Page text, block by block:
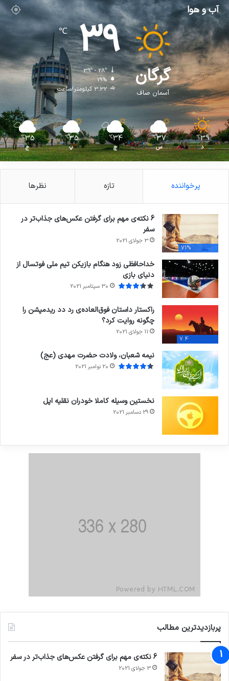
آب و هوا
گرگان
آسمان صاف
39
℃
39º - 28º
19%
3.32 کیلومتر/ساعت
39
℃
د
37
℃
س
34
℃
چ
35
℃
پ
35
℃
ج
پرخواننده تازه نظرها
71%
6 نکته‌ی مهم برای گرفتن عکس‌های جذاب‌تر در
سفر
3 جولای 2021
خداحافظی زود هنگام بازیکن تیم ملی فوتسال از
دنیای بازی
30 سپتامبر 2021
7.4
راکستار داستان فوق‌العاده‌ی رد دد ریدمپشن را
چگونه روایت کرد؟
11 جولای 2021
نیمه شعبان، ولادت حضرت مهدی (عج)
20 نوامبر 2021
نخستین وسیله کاملا خودران نقلیه اپل
29 دسامبر 2021
پربازدیدترین مطالب
6 نکته‌ی مهم برای گرفتن عکس‌های جذاب‌تر در سفر
3 جولای 2021